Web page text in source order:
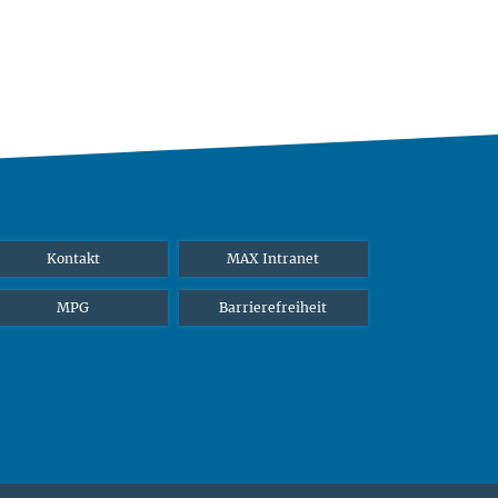
Kontakt MAX Intranet
MPG Barrierefreiheit